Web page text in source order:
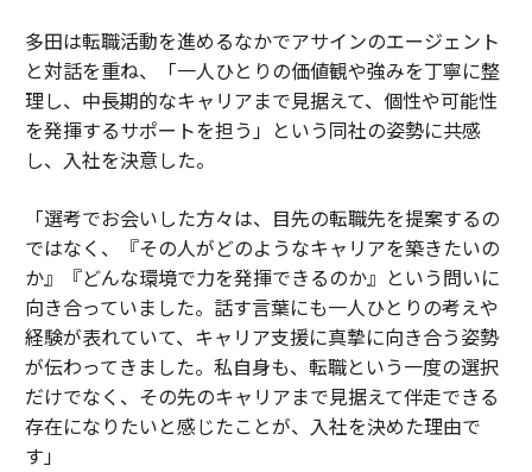
多田は転職活動を進めるなかでアサインのエージェント
と対話を重ね、「一人ひとりの価値観や強みを丁寧に整
理し、中長期的なキャリアまで見据えて、個性や可能性
を発揮するサポートを担う」という同社の姿勢に共感
し、入社を決意した。
「選考でお会いした方々は、目先の転職先を提案するの
ではなく、『その人がどのようなキャリアを築きたいの
か』『どんな環境で力を発揮できるのか』という問いに
向き合っていました。話す言葉にも一人ひとりの考えや
経験が表れていて、キャリア支援に真摯に向き合う姿勢
が伝わってきました。私自身も、転職という一度の選択
だけでなく、その先のキャリアまで見据えて伴走できる
存在になりたいと感じたことが、入社を決めた理由で
す」